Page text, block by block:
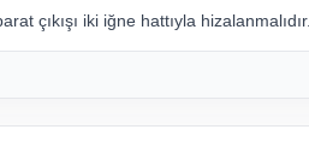
çıkışı iki iğne hattıyla hizalanmalıdır.